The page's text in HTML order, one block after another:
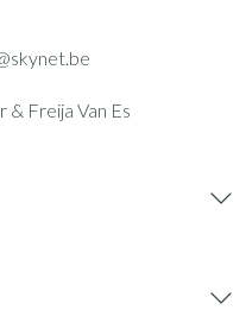
skynet.be
& Freija Van Es